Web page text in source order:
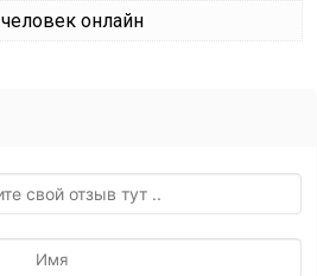
человек онлайн